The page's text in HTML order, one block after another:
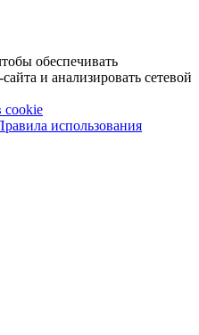
обеспечивать
и анализировать сетевой
cookie
использования